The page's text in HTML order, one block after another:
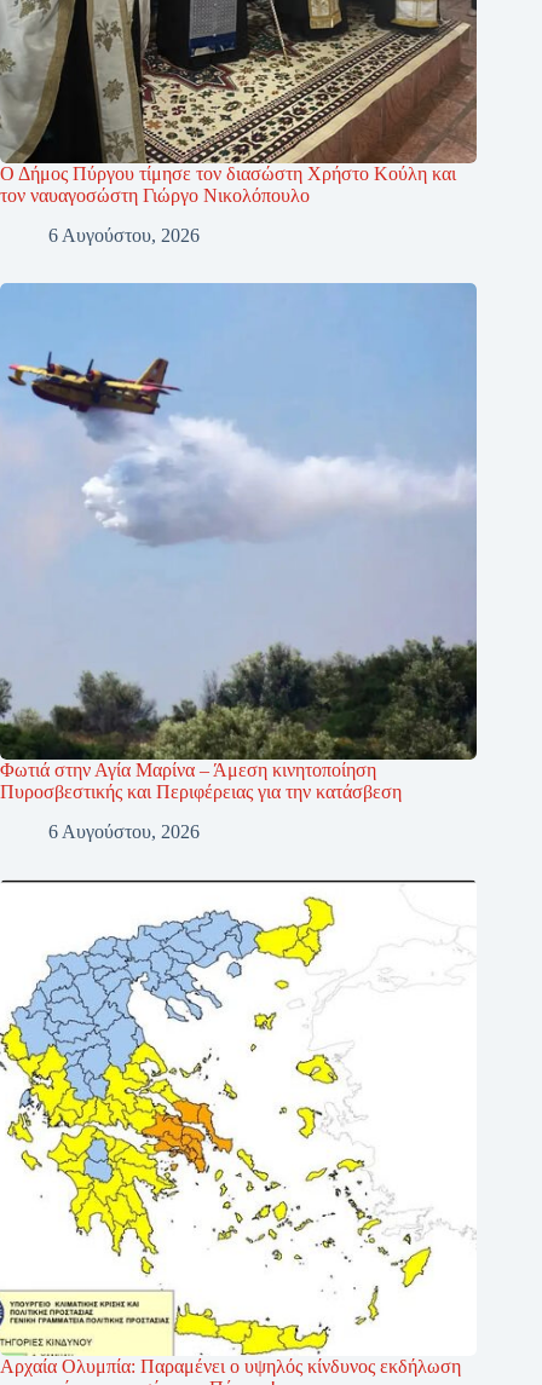
Ο Δήμος Πύργου τίμησε τον διασώστη Χρήστο Κούλη και
τον ναυαγοσώστη Γιώργο Νικολόπουλο
6 Αυγούστου, 2026
Φωτιά στην Αγία Μαρίνα – Άμεση κινητοποίηση
Πυροσβεστικής και Περιφέρειας για την κατάσβεση
6 Αυγούστου, 2026
Αρχαία Ολυμπία: Παραμένει ο υψηλός κίνδυνος εκδήλωση